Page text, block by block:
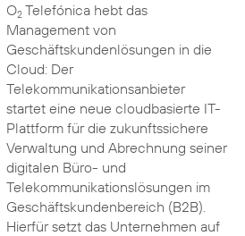
O2Telefónica hebt das
Management von
Geschäftskundenlösungen in die
Cloud: Der
Telekommunikationsanbieter
startet eine neue cloudbasierte IT-
Plattform für die zukunftssichere
Verwaltung und Abrechnung seiner
digitalen Büro- und
Telekommunikationslösungen im
Geschäftskundenbereich (B2B).
Hierfür setzt das Unternehmen auf